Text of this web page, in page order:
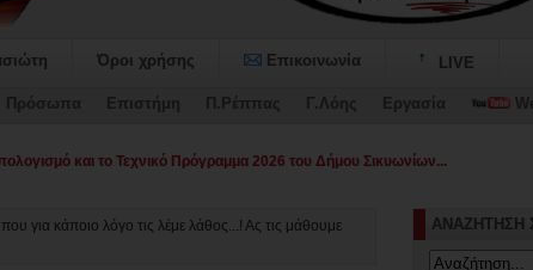
Όροι χρήσης Επικοινωνία LIVE
Πρόσωπα Επιστήμη Π.Ρέππας Γ.Λόης Εργασία
και το Τεχνικό Πρόγραμμα 2026 του Δήμου Σικυωνίων...
για κάποιο λόγο τις λέμε λάθος...! Ας τις μάθουμε
ΑΝΑΖΗΤΗΣΗ